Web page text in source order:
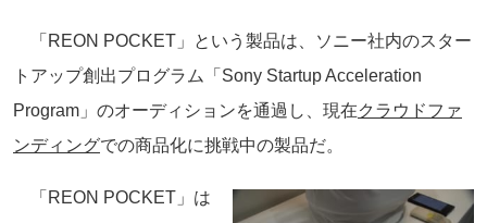
「REON POCKET」という製品は、ソニー社内のスター
トアップ創出プログラム「Sony Startup Acceleration
Program」のオーディションを通過し、現在クラウドファ
ンディングでの商品化に挑戦中の製品だ。
「REON POCKET」は